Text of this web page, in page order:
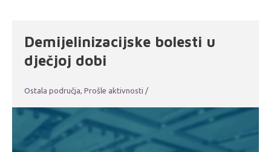
Demijelinizacijske bolesti u
dječjoj dobi
Ostala područja, Prošle aktivnosti /